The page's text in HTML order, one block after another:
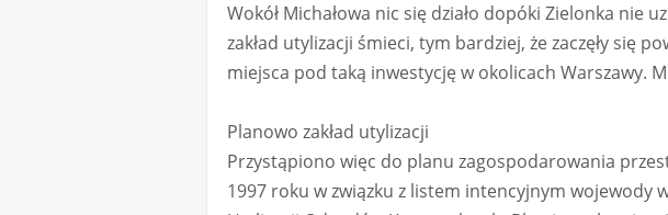
Wokół Michałowa nic się działo dopóki Zielonka nie
zakład utylizacji śmieci, tym bardziej, że zaczęły się
miejsca pod taką inwestycję w okolicach Warszawy.
Planowo zakład utylizacji
Przystąpiono więc do planu zagospodarowania
1997 roku w związku z listem intencyjnym wojewody